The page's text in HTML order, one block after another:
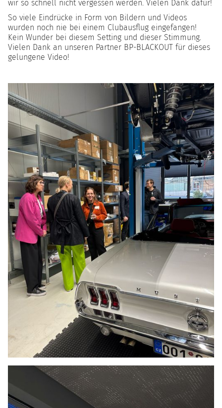
wir so schnell nicht vergessen werden. Vielen Dank dafür!
So viele Eindrücke in Form von Bildern und Videos
wurden noch nie bei einem Clubausflug eingefangen!
Kein Wunder bei diesem Setting und dieser Stimmung.
Vielen Dank an unseren Partner BP-BLACKOUT für dieses
gelungene Video!